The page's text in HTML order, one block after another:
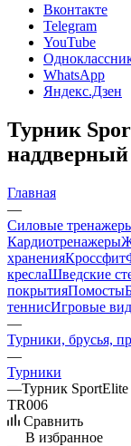
Вконтакте
Telegram
YouTube
WhatsApp
Яндекс.Дзен
Турник
Главная
—
Силовые
Кардиотренажеры
храненияКроссфит
креслаШведские
покрытияПомосты
теннисИгровые
—
Турники, брусья,
—
Турники
—Турник
TR006
Сравнить
В избранное